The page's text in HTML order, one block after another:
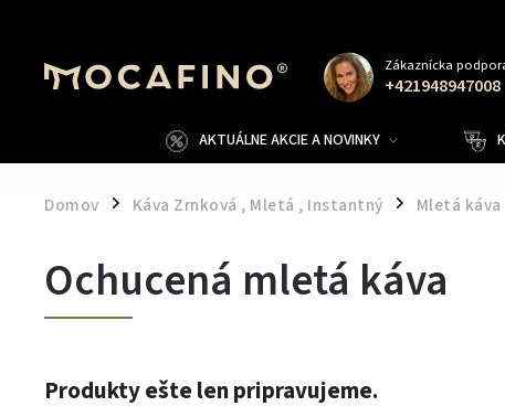
Zákaznícka
+421948947008
AKTUÁLNE AKCIE A NOVINKY
Domov / Káva Zrnková , Mletá , Instantný / Mletá káva
Ochucená mletá káva
Produkty ešte len pripravujeme.